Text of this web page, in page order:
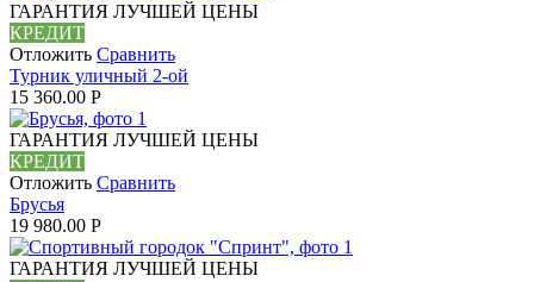
ГАРАНТИЯ ЛУЧШЕЙ ЦЕНЫ
КРЕДИТ
Отложить Сравнить
Турник уличный 2-ой
15 360.00 Р
ГАРАНТИЯ ЛУЧШЕЙ ЦЕНЫ
КРЕДИТ
Отложить Сравнить
Брусья
19 980.00 Р
ГАРАНТИЯ ЛУЧШЕЙ ЦЕНЫ